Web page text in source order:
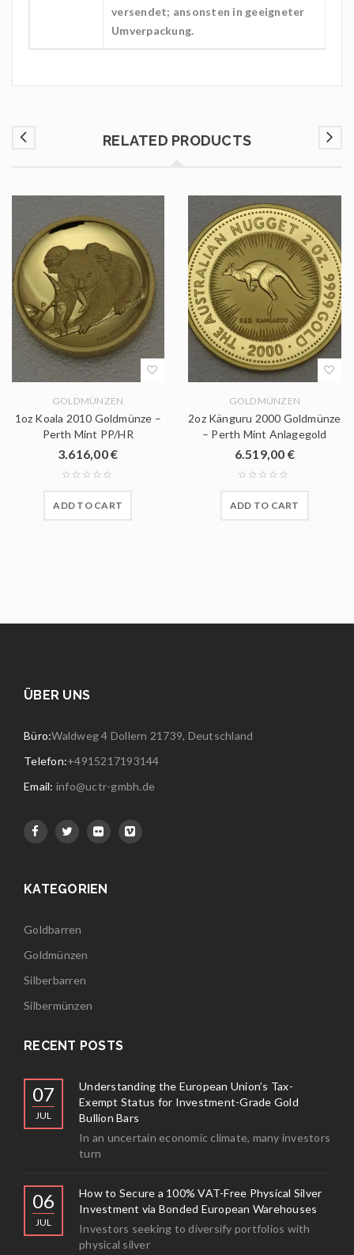
versendet; ansonsten in geeigneter
Umverpackung.
RELATED PRODUCTS
GOLDMÜNZEN
1oz Koala 2010 Goldmünze –
Perth Mint PP/HR
3.616,00€
ADD TO CART
GOLDMÜNZEN
2oz Känguru 2000 Goldmünze
– Perth Mint Anlagegold
6.519,00 €
ADD TO CART
ÜBER UNS
Büro:Waldweg 4 Dollern 21739, Deutschland
Telefon:+4915217193144
Email: info@uctr-gmbh.de
KATEGORIEN
Goldbarren
Goldmünzen
Silberbarren
Silbermünzen
RECENT POSTS
07
JUL
Understanding the European Union’s Tax-
Exempt Status for Investment-Grade Gold
Bullion Bars
In an uncertain economic climate, many investors
turn
06
JUL
How to Secure a 100% VAT-Free Physical Silver
Investment via Bonded European Warehouses
Investors seeking to diversify portfolios with
physical silver